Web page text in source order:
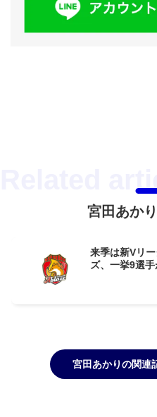
宮田あか
来季は新Vリ
ズ、一挙9選
宮田あかりの関連